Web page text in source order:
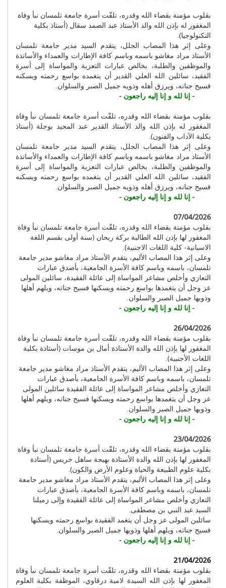
بقلوب مؤمنة بقضاء الله وقدره، تلقّت أسرة جامعة تلمسان نبأ وفاة
المغفور له بإذن الله والد الأستاذ عبد الصمد سقال (أستاذ بكلية
التكنولوجيا).
وعلى إثر هذا المصاب الجلل، يتقدم السيد مدير جامعة تلمسان
الأستاذ مراد مغاشو باسمه وباسم كافة الإطارات والعمداء والأساتذة
والموظفين والطلبة، بخالص عبارات التعزية والمواساة إلى أسرة
الفقيد، سائلين الله العلي القدير أن يتغمده بواسع رحمته ويسكنه
فسيح جنانه، ويرزق أهله وذويه جميل الصبر والسلوان.
- إنا لله و إنا إليه راجعون -
بقلوب مؤمنة بقضاء الله وقدره، تلقّت أسرة جامعة تلمسان نبأ وفاة
المغفور له بإذن الله والد الأستاذ القدير عبد المجيد بوجلة (أستاذ
بكلية الآداب والفنون).
وعلى إثر هذا المصاب الجلل، يتقدم السيد مدير جامعة تلمسان
الأستاذ مراد مغاشو باسمه وباسم كافة الإطارات والعمداء والأساتذة
والموظفين والطلبة، بخالص عبارات التعزية والمواساة إلى أسرة
الفقيد، سائلين الله العلي القدير أن يتغمده بواسع رحمته ويسكنه
فسيح جنانه، ويرزق أهله وذويه جميل الصبر والسلوان.
- إنا لله و إنا إليه راجعون -
07/04/2026
بقلوب مؤمنة بقضاء الله وقدره، تلقّت أسرة جامعة تلمسان نبأ وفاة
المغفور لها بإذن الله الطالبة بركة ريحان (سنة أولى بقسم اللغة
الاسبانية- كلية اللغات الاجنبية).
وعلى إثر هذا المصاب الأليم، يتقدم الأستاذ مراد مغاشو مدير جامعة
تلمسان، باسمه وباسم كافة الأسرة الجامعية، بأصدق عبارات
التعازي وأخلص مشاعر المواساة إلى عائلة الفقيدة، سائلين المولى
عز وجل أن يتغمدها بواسع رحمته ويسكنها فسيح جناته، ويلهم أهلها
وذويها جميل الصبر والسلوان.
- إنا لله و إنا إليه راجعون -
26/04/2026
بقلوب مؤمنة بقضاء الله وقدره، تلقّت أسرة جامعة تلمسان نبأ وفاة
المغفور لها بإذن الله والدة الأستاذة أمال بن موسات (أستاذة بكلية
اللغات الأجنبية).
وعلى إثر هذا المصاب الأليم، يتقدم الأستاذ مراد مغاشو مدير جامعة
تلمسان، باسمه وباسم كافة الأسرة الجامعية، بأصدق عبارات
التعازي وأخلص مشاعر المواساة إلى عائلة الفقيدة سائلين المولى
عز وجل أن يتغمدها بواسع رحمته ويسكنها فسيح جناته، ويلهم أهلها
وذويها جميل الصبر والسلوان.
- إنا لله و إنا إليه راجعون -
23/04/2026
بقلوب مؤمنة بقضاء الله وقدره، تلقّت أسرة جامعة تلمسان نبأ وفاة
المغفور لها بإذن الله والدة الأستاذة بهيجة ساهل خريس (أستاذة
بكلية علوم الطبيعة والحياة وعلوم الأرض والكون).
وعلى إثر هذا المصاب الأليم، يتقدم الأستاذ مراد مغاشو مدير جامعة
تلمسان، باسمه وباسم كافة الأسرة الجامعية، بأصدق عبارات
التعازي وأخلص مشاعر المواساة إلى عائلة الفقيدة وإلى زميلنا
السيد عبد النبي بن مصطفى.
سائلين المولى عز وجل أن يتغمد الفقيدة بواسع رحمته ويسكنها
فسيح جناته، ويلهم أهلها وذويها جميل الصبر والسلوان.
- إنا لله و إنا إليه راجعون -
21/04/2026
بقلوب مؤمنة بقضاء الله وقدره، تلقّت أسرة جامعة تلمسان نبأ وفاة
المغفور لها بإذن الله السيدة لامية درقاوي، الموظفة بكلية العلوم